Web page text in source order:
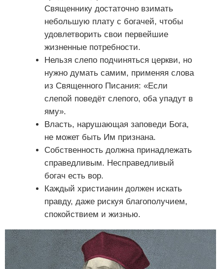
Священнику достаточно взимать
небольшую плату с богачей, чтобы
удовлетворить свои первейшие
жизненные потребности.
Нельзя слепо подчиняться церкви, но
нужно думать самим, применяя слова
из Священного Писания: «Если
слепой поведёт слепого, оба упадут в
яму».
Власть, нарушающая заповеди Бога,
не может быть Им признана.
Собственность должна принадлежать
справедливым. Несправедливый
богач есть вор.
Каждый христианин должен искать
правду, даже рискуя благополучием,
спокойствием и жизнью.